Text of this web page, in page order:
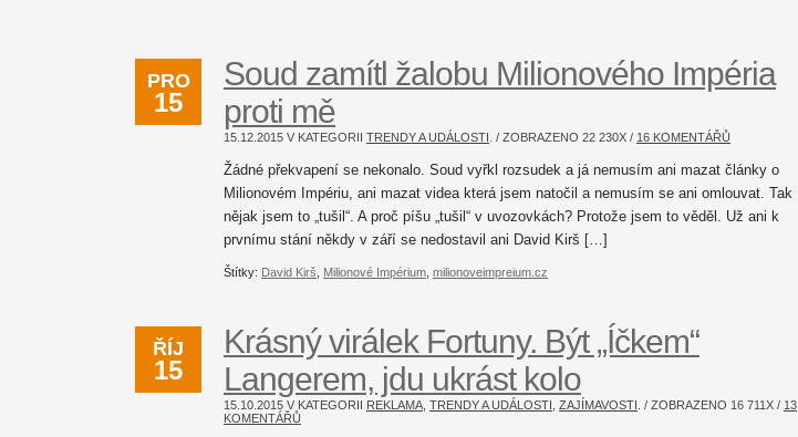
PRO
15
Soud zamítl žalobu Milionového Impéria
proti mě
15.12.2015 V KATEGORII TRENDY A UDÁLOSTI . / ZOBRAZENO 22 230X / 16 KOMENTÁŘŮ
Žádné překvapení se nekonalo. Soud vyřkl rozsudek a já nemusím ani mazat články o
Milionovém Impériu, ani mazat videa která jsem natočil a nemusím se ani omlouvat. Tak
nějak jsem to „tušil“. A proč píšu „tušil“ v uvozovkách? Protože jsem to věděl. Už ani k
prvnímu stání někdy v září se nedostavil ani David Kirš […]
Štítky: David Kirš, Milionové Impérium, milionoveimpreium.cz
ŘÍJ
15
Krásný virálek Fortuny. Být „Íčkem“
Langerem, jdu ukrást kolo
15.10.2015 V KATEGORII REKLAMA, TRENDY A UDÁLOSTI , ZAJÍMAVOSTI . / ZOBRAZENO 16 711X / 13
KOMENTÁŘŮ